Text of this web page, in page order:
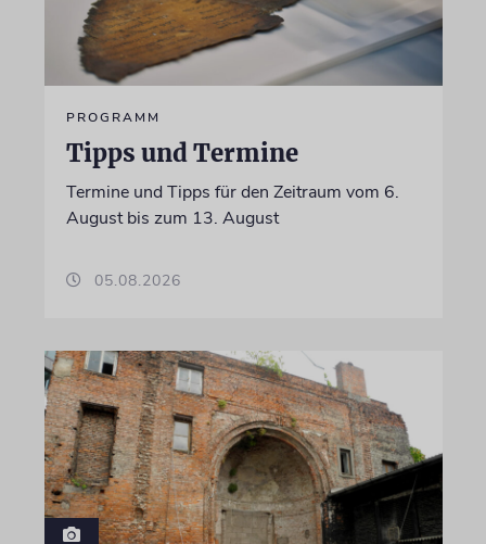
PROGRAMM
Tipps und Termine
Termine und Tipps für den Zeitraum vom 6.
August bis zum 13. August
05.08.2026